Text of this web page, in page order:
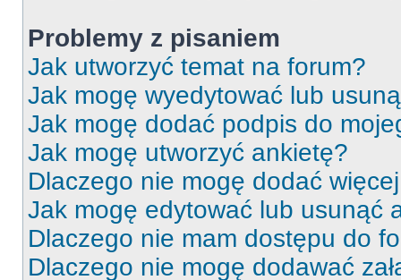
Problemy z pisaniem
Jak utworzyć temat na forum?
Jak mogę wyedytować lub
Jak mogę dodać podpis do
Jak mogę utworzyć ankietę?
Dlaczego nie mogę dodać
Jak mogę edytować lub usunąć
Dlaczego nie mam dostępu do
Dlaczego nie mogę dodawać